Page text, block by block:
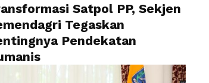
Satpol PP, Sekjen
Tegaskan
Pendekatan